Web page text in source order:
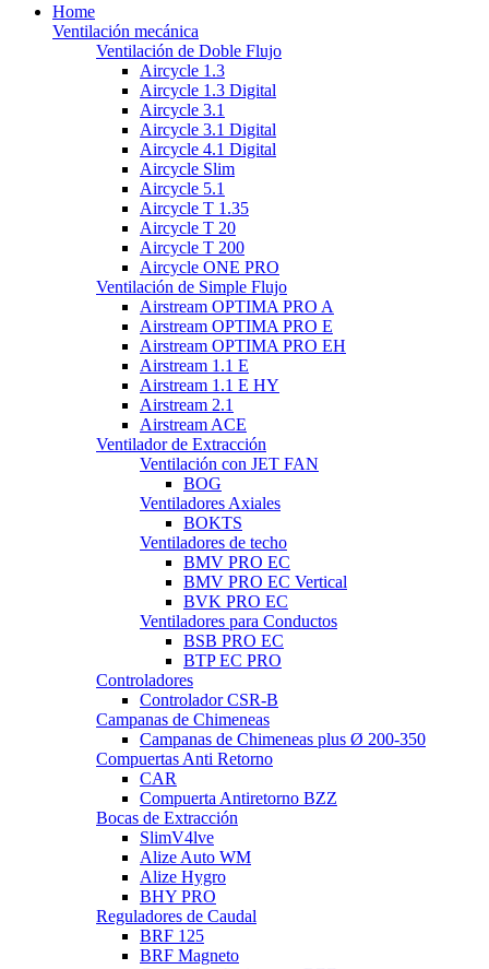
Home
Ventilación mecánica
Ventilación de Doble Flujo
Aircycle 1.3
Aircycle 1.3 Digital
Aircycle 3.1
Aircycle 3.1 Digital
Aircycle 4.1 Digital
Aircycle Slim
Aircycle 5.1
Aircycle T 1.35
Aircycle T 20
Aircycle T 200
Aircycle ONE PRO
Ventilación de Simple Flujo
Airstream OPTIMA PRO A
Airstream OPTIMA PRO E
Airstream OPTIMA PRO EH
Airstream 1.1 E
Airstream 1.1 E HY
Airstream 2.1
Airstream ACE
Ventilador de Extracción
Ventilación con JET FAN
BOG
Ventiladores Axiales
BOKTS
Ventiladores de techo
BMV PRO EC
BMV PRO EC Vertical
BVK PRO EC
Ventiladores para Conductos
BSB PRO EC
BTP EC PRO
Controladores
Controlador CSR-B
Campanas de Chimeneas
Campanas de Chimeneas plus Ø 200-350
Compuertas Anti Retorno
CAR
Compuerta Antiretorno BZZ
Bocas de Extracción
SlimV4lve
Alize Auto WM
Alize Hygro
BHY PRO
Reguladores de Caudal
BRF 125
BRF Magneto